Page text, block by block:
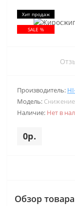
Хит продаж
SALE %
Производитель:
Модель: Снижение
Наличие: Нет в
0р.
Обзор товара